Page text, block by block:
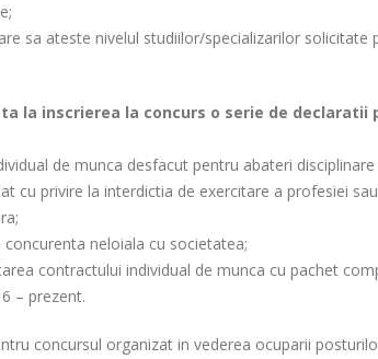
sa ateste nivelul studiilor/specializarilor solicitate
la inscrierea la concurs o serie de declaratii
de munca desfacut pentru abateri
cu privire la interdictia de exercitare a profesiei
neloiala cu societatea;
contractului individual de munca cu pachet
– prezent.
concursul organizat in vederea ocuparii